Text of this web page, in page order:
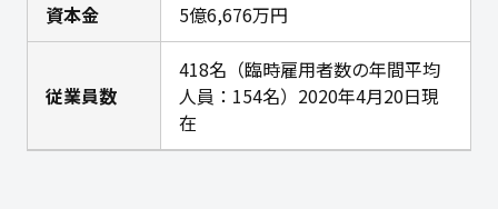
資本金 5億6,676万円
従業員数
418名（臨時雇用者数の年間平均
人員：154名）2020年4月20日現
在